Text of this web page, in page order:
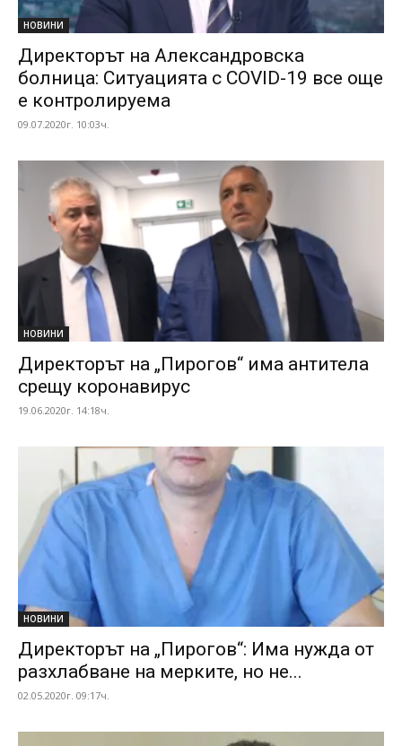
НОВИНИ
Директорът на Александровска
болница: Ситуацията с COVID-19 все още
е контролируема
09.07.2020г. 10:03ч.
НОВИНИ
Директорът на „Пирогов“ има антитела
срещу коронавирус
19.06.2020г. 14:18ч.
НОВИНИ
Директорът на „Пирогов“: Има нужда от
разхлабване на мерките, но не...
02.05.2020г. 09:17ч.